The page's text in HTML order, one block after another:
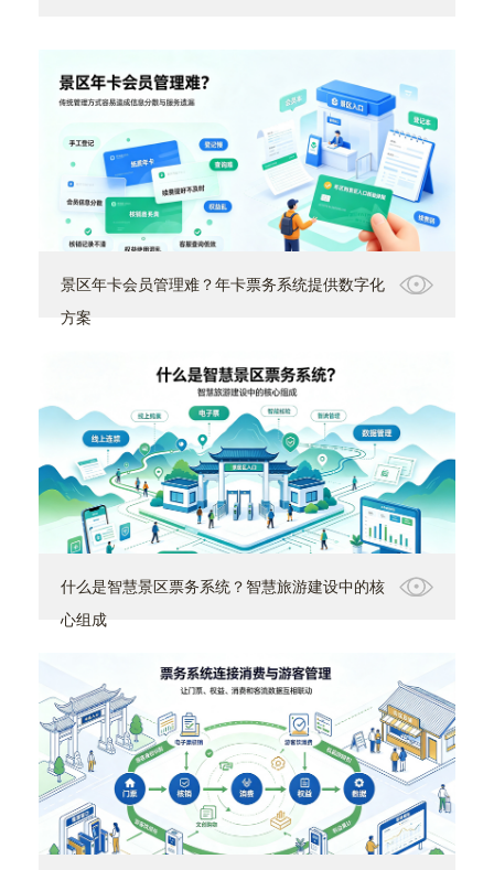
景区年卡会员管理难？年卡票务系统提供数字化
方案
什么是智慧景区票务系统？智慧旅游建设中的核
心组成